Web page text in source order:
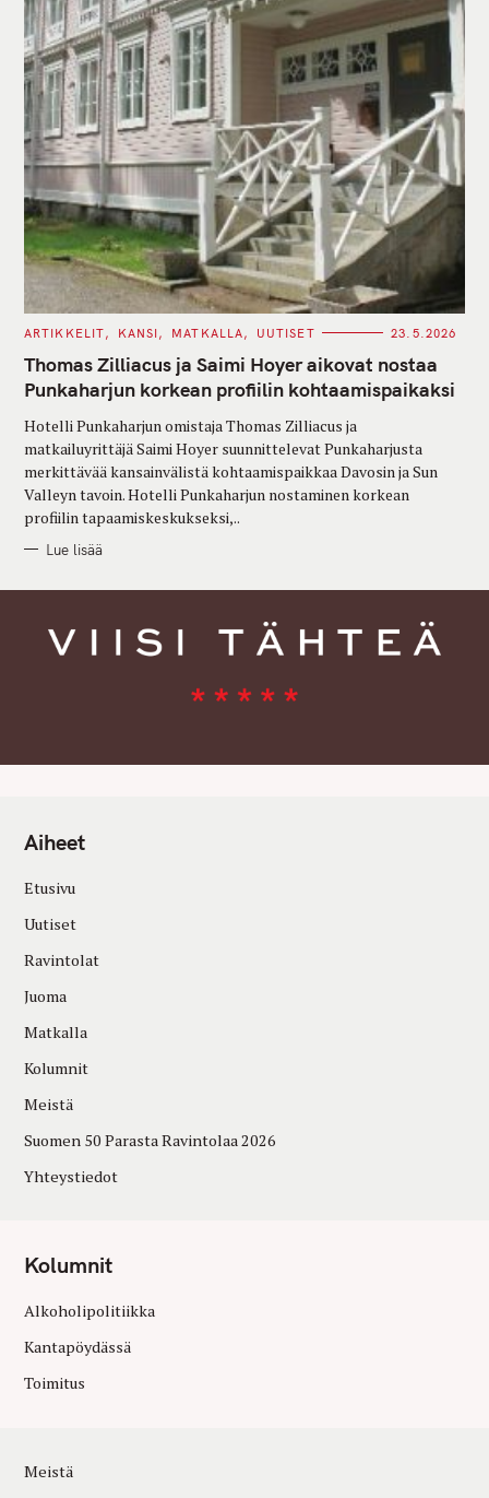
C
T
E
G
O
I
E
S
ARTIKKELIT KANSI MATKALLA UUTISET 23.5.2026
Thomas Zilliacus ja Saimi Hoyer aikovat nostaa
Punkaharjun korkean profiilin kohtaamispaikaksi
Hotelli Punkaharjun omistaja Thomas Zilliacus ja
matkailuyrittäjä Saimi Hoyer suunnittelevat Punkaharjusta
merkittävää kansainvälistä kohtaamispaikkaa Davosin ja Sun
Valleyn tavoin. Hotelli Punkaharjun nostaminen korkean
profiilin tapaamiskeskukseksi,..
Lue lisää
Aiheet
Etusivu
Uutiset
Ravintolat
Juoma
Matkalla
Kolumnit
Meistä
Suomen 50 Parasta Ravintolaa 2026
Yhteystiedot
Kolumnit
Alkoholipolitiikka
Kantapöydässä
Toimitus
Meistä